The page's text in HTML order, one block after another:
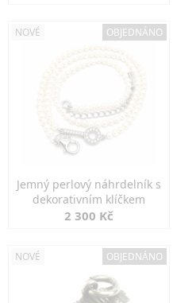
NOVÉ OBJEDNÁNO
Jemný perlový náhrdelník s
dekorativním klíčkem
2 300 Kč
NOVÉ OBJEDNÁNO